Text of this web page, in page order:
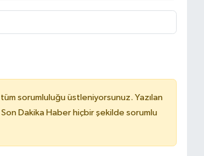
sorumluluğu üstleniyorsunuz. Yazılan
Dakika Haber hiçbir şekilde sorumlu